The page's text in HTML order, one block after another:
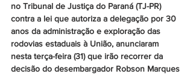
no Tribunal de Justiça do Paraná (TJ-PR)
contra a lei que autoriza a delegação por 30
anos da administração e exploração das
rodovias estaduais à União, anunciaram
nesta terça-feira (31) que irão recorrer da
decisão do desembargador Robson Marques